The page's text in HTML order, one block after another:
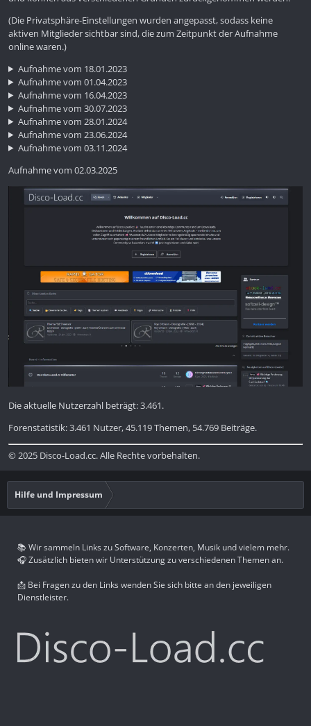
(Die Privatsphäre-Einstellungen wurden angepasst, sodass keine
aktiven Mitglieder sichtbar sind, die zum Zeitpunkt der Aufnahme
online waren.)
Aufnahme vom 18.01.2023
Aufnahme vom 01.04.2023
Aufnahme vom 16.04.2023
Aufnahme vom 30.07.2023
Aufnahme vom 28.01.2024
Aufnahme vom 23.06.2024
Aufnahme vom 03.11.2024
Aufnahme vom 02.03.2025
Die aktuelle Nutzerzahl beträgt: 3.461.
Forenstatistik: 3.461 Nutzer, 45.119 Themen, 54.769 Beiträge.
© 2025 Disco-Load.cc. Alle Rechte vorbehalten.
Hilfe und Impressum
📚 Wir sammeln Links zu Software, Konzerten, Musik und vielem mehr.
🎧 Zusätzlich bieten wir Unterstützung zu verschiedenen Themen an.
📩 Bei Fragen zu den Links wenden Sie sich bitte an den jeweiligen
Dienstleister.